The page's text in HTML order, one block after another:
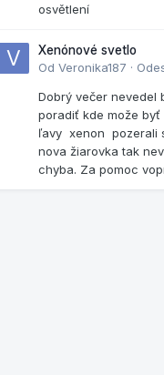
osvětlení
Xenónové svetlo
Od Veronika187 ·
Dobrý večer nevedel
poradiť kde može byť
ľavy xenon pozerali
nova žiarovka tak
chyba. Za pomoc